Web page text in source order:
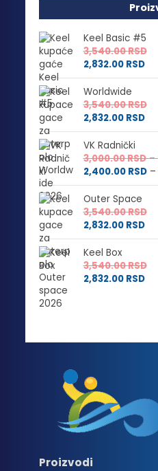
Keel Basic #5
3,540.00RSD
2,832.00 RSD
Worldwide
3,540.00RSD
2,832.00 RSD
VK Radnički
3,000.00RSD –
2,400.00 RSD –
Outer Space
3,540.00RSD
2,832.00 RSD
Keel Box
3,540.00RSD
2,832.00 RSD
Proizvodi